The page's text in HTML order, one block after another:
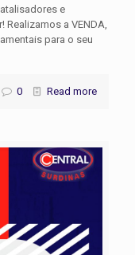
e
a VENDA,
para o seu
0 Read more